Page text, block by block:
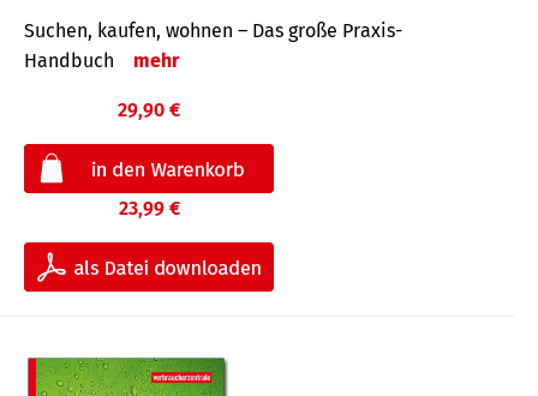
Suchen, kaufen, wohnen – Das große Praxis-
Handbuch
mehr
29,90 €
23,99 €